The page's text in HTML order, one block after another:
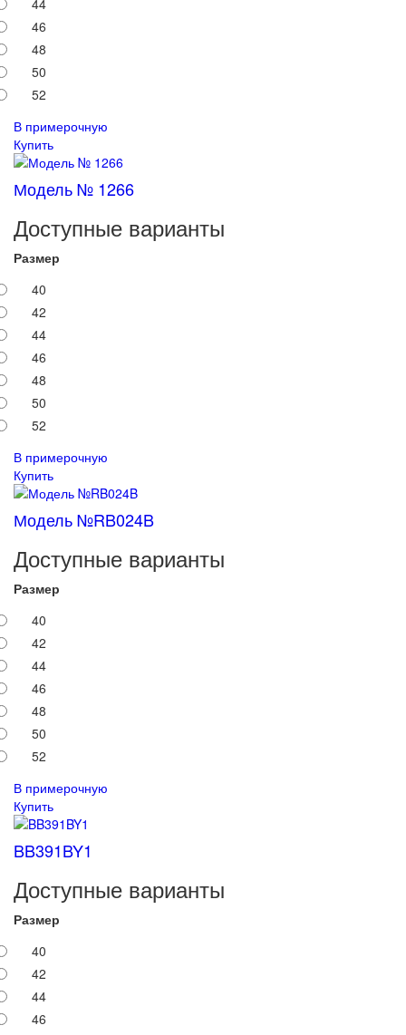
46
48
50
52
В примерочную
Купить
Модель № 1266
Доступные варианты
Размер
40
42
44
46
48
50
52
В примерочную
Купить
Модель №RB024B
Доступные варианты
Размер
40
42
44
46
48
50
52
В примерочную
Купить
BB391BY1
Доступные варианты
Размер
40
42
44
46